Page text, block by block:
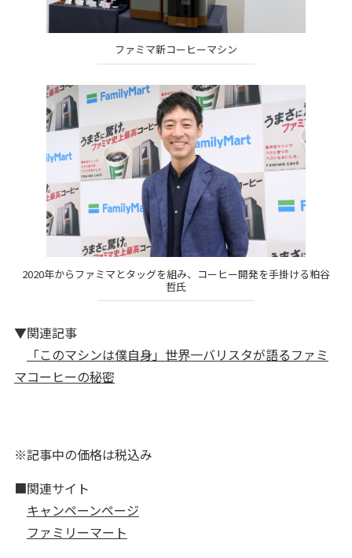
ファミマ新コーヒーマシン
2020年からファミマとタッグを組み、コーヒー開発を手掛ける粕谷
哲氏
▼関連記事
「このマシンは僕自身」世界一バリスタが語るファミ
マコーヒーの秘密
※記事中の価格は税込み
■関連サイト
キャンペーンページ
ファミリーマート